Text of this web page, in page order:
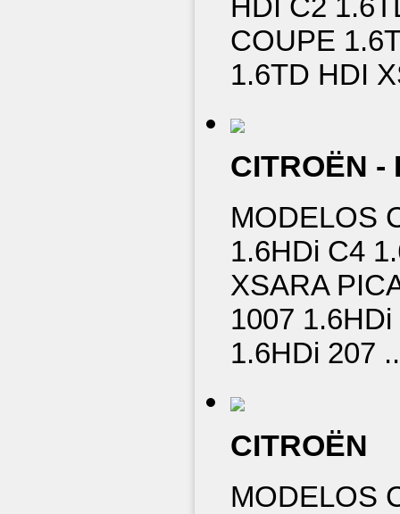
COUPE
1.6TD HDI
CITROËN -
MODELOS
1.6HDi C4
XSARA
1007
1.6HDi 207
CITROËN
MODELOS